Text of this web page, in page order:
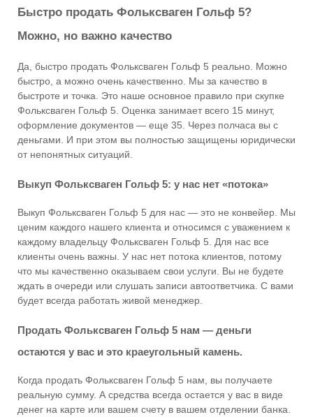
Быстро продать Фольксваген Гольф 5?
Можно, но важно качество
Да, быстро продать Фольксваген Гольф 5 реально. Можно
быстро, а можно очень качественно. Мы за качество в
быстроте и точка. Это наше основное правило при скупке
Фольксваген Гольф 5. Оценка занимает всего 15 минут,
оформление документов — еще 35. Через полчаса вы с
деньгами. И при этом вы полностью защищены юридически
от непонятных ситуаций.
Выкуп Фольксваген Гольф 5: у нас нет «потока»
Выкуп Фольксваген Гольф 5 для нас — это не конвейер. Мы
ценим каждого нашего клиента и относимся с уважением к
каждому владельцу Фольксваген Гольф 5. Для нас все
клиенты очень важны. У нас нет потока клиентов, потому
что мы качественно оказываем свои услуги. Вы не будете
ждать в очереди или слушать записи автоответчика. С вами
будет всегда работать живой менеджер.
Продать Фольксваген Гольф 5 нам — деньги
остаются у вас и это краеугольный камень.
Когда продать Фольксваген Гольф 5 нам, вы получаете
реальную сумму. А средства всегда остается у вас в виде
денег на карте или вашем счету в вашем отделении банка.